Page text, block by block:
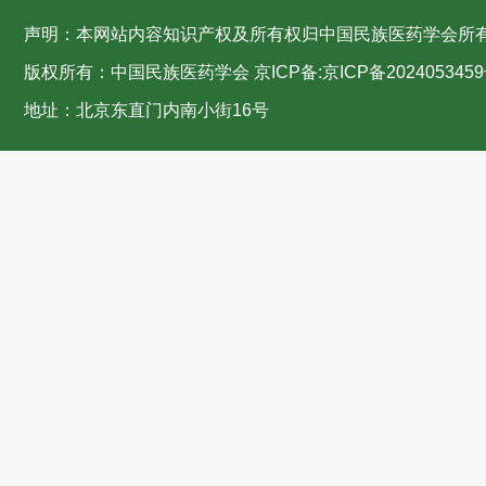
声明：本网站内容知识产权及所有权归中国民族医药学会
版权所有：中国民族医药学会 京ICP备:京ICP备
地址：北京东直门内南小街16号